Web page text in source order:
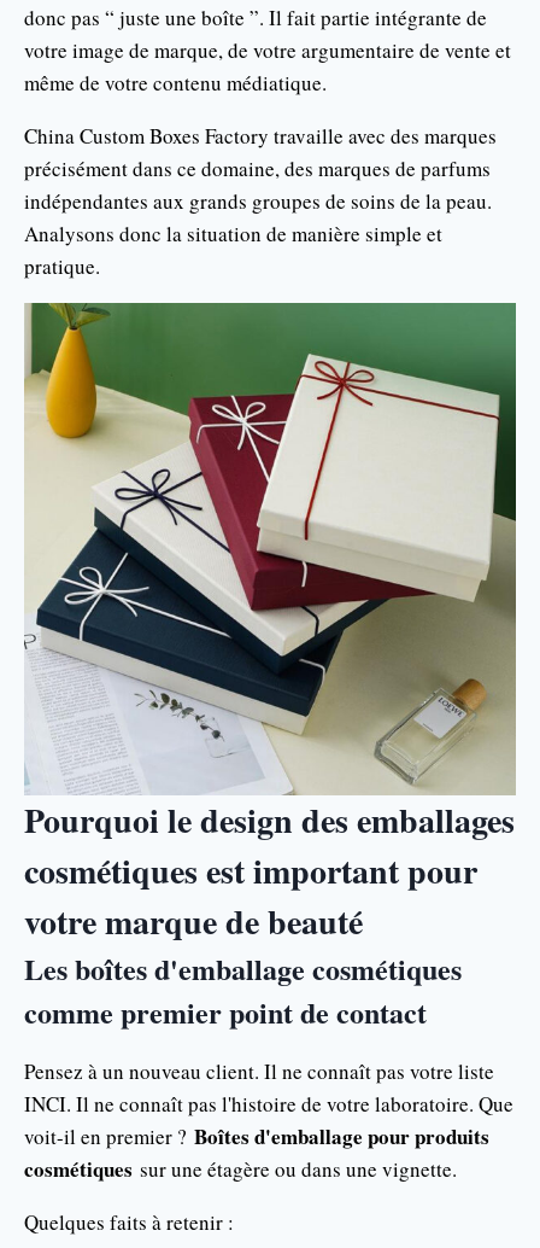
donc pas “ juste une boîte ”. Il fait partie intégrante de
votre image de marque, de votre argumentaire de vente et
même de votre contenu médiatique.
China Custom Boxes Factory travaille avec des marques
précisément dans ce domaine, des marques de parfums
indépendantes aux grands groupes de soins de la peau.
Analysons donc la situation de manière simple et
pratique.
Pourquoi le design des emballages
cosmétiques est important pour
votre marque de beauté
Les boîtes d'emballage cosmétiques
comme premier point de contact
Pensez à un nouveau client. Il ne connaît pas votre liste
INCI. Il ne connaît pas l'histoire de votre laboratoire. Que
voit-il en premier ? Boîtes d'emballage pour produits
cosmétiques sur une étagère ou dans une vignette.
Quelques faits à retenir :